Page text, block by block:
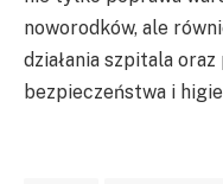
noworodków, ale
działania szpitala
bezpieczeństwa i